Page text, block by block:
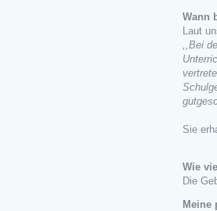
Wann
Laut
,,Bei
Sie
Wie
Die
Meine